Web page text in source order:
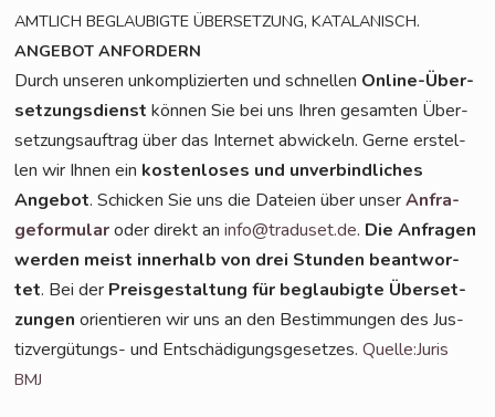
AMTLICH BEGLAUBIGTE ÜBERSETZUNG,KATALANISCH.
ANGEBOT ANFORDERN
Durch unse­ren unkom­pli­zier­ten und schnel­len Online-Über­
set­zungs­dienst kön­nen Sie bei uns Ihren gesam­ten Über­
set­zungs­auf­trag über das Inter­net abwi­ckeln. Ger­ne erstel­
len wir Ihnen ein kos­ten­lo­ses und unver­bind­li­ches
Ange­bot. Schi­cken Sie uns die Datei­en über unserAnfra­
ge­for­mu­laroder direkt aninfo@traduset.de. Die Anfra­gen
wer­den meist inner­halb von drei Stun­den beant­wor­
tet. Bei der Preis­ge­stal­tung für beglau­big­te Über­set­
zun­gen ori­en­tie­ren wir uns an den Bestim­mun­gen des Jus­
tiz­ver­gü­tungs- und Ent­schä­di­gungs­ge­set­zes.Quelle:Juris
BMJ